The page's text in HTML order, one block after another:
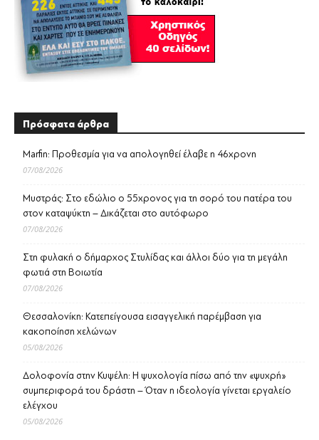
Πρόσφατα άρθρα
Marfin: Προθεσμία για να απολογηθεί έλαβε η 46χρονη
07/08/2026
Μυστράς: Στο εδώλιο ο 55χρονος για τη σορό του πατέρα του
στον καταψύκτη – Δικάζεται στο αυτόφωρο
07/08/2026
Στη φυλακή ο δήμαρχος Στυλίδας και άλλοι δύο για τη μεγάλη
φωτιά στη Βοιωτία
07/08/2026
Θεσσαλονίκη: Κατεπείγουσα εισαγγελική παρέμβαση για
κακοποίηση χελώνων
05/08/2026
Δολοφονία στην Κυψέλη: Η ψυχολογία πίσω από την «ψυχρή»
συμπεριφορά του δράστη – Όταν η ιδεολογία γίνεται εργαλείο
ελέγχου
05/08/2026